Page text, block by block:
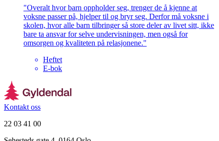
"Overalt hvor barn oppholder seg, trenger de å kjenne at
voksne passer på, hjelper til og bryr seg. Derfor må voksne i
skolen, hvor alle barn tilbringer så store deler av livet sitt, ikke
bare ta ansvar for selve undervisningen, men også for
omsorgen og kvaliteten på relasjonene."
Heftet
E-bok
Kontakt oss
22 03 41 00